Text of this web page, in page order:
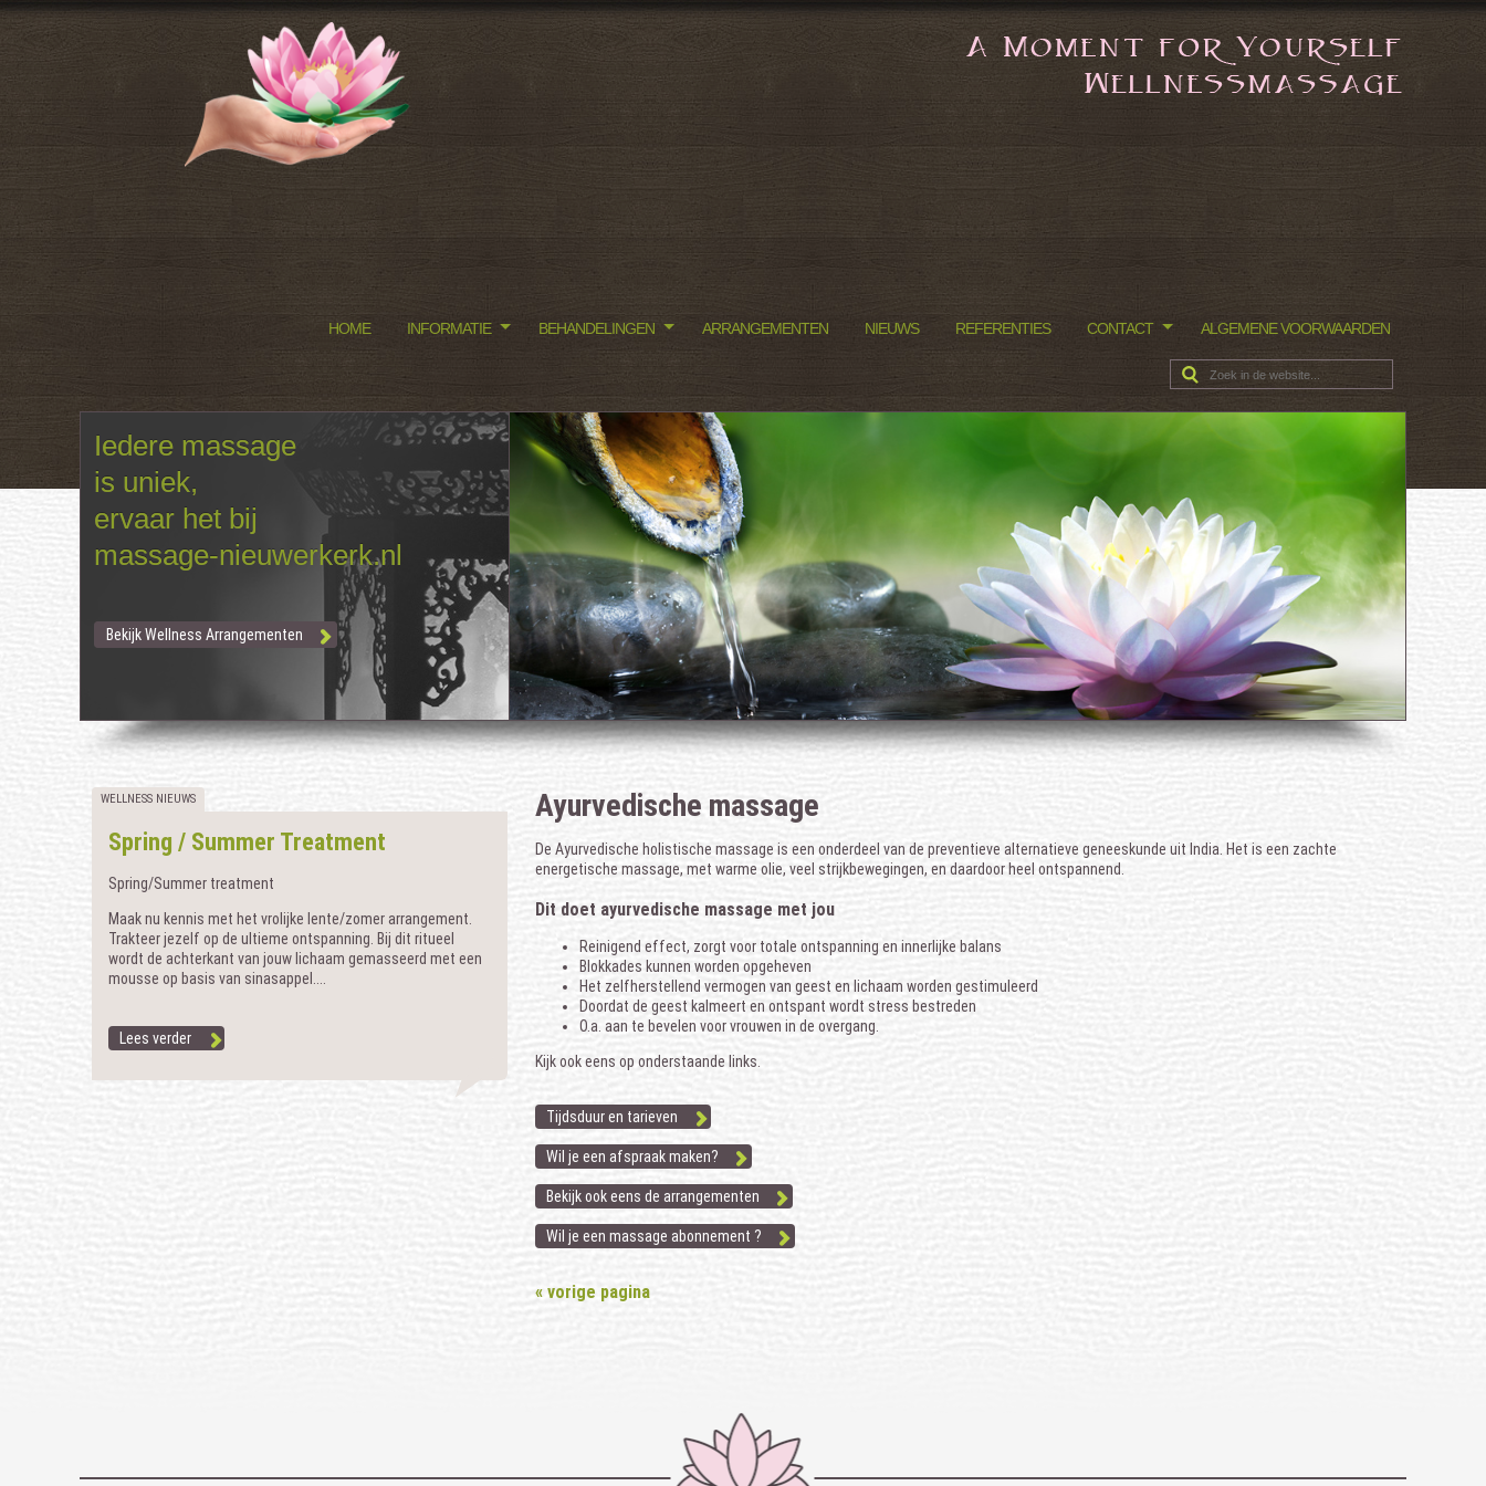
HOME INFORMATIE BEHANDELINGEN ARRANGEMENTEN NIEUWS REFERENTIES CONTACT
ALGEMENE VOORWAARDEN
Iedere massage
is uniek,
ervaar het bij
massage-nieuwerkerk.nl
Bekijk Wellness Arrangementen
Ayurvedische massage
De Ayurvedische holistische massage is een onderdeel van de preventieve alternatieve geneeskunde uit India. Het is een zachte
energetische massage, met warme olie, veel strijkbewegingen, en daardoor heel ontspannend.
Dit doet ayurvedische massage met jou
Reinigend effect, zorgt voor totale ontspanning en innerlijke balans
Blokkades kunnen worden opgeheven
Het zelfherstellend vermogen van geest en lichaam worden gestimuleerd
Doordat de geest kalmeert en ontspant wordt stress bestreden
O.a. aan te bevelen voor vrouwen in de overgang.
Kijk ook eens op onderstaande links.
Tijdsduur en tarieven
Wil je een afspraak maken?
Bekijk ook eens de arrangementen
Wil je een massage abonnement ?
« vorige pagina
WELLNESS NIEUWS
Spring / Summer Treatment
Spring/Summer treatment
Maak nu kennis met het vrolijke lente/zomer arrangement.
Trakteer jezelf op de ultieme ontspanning. Bij dit ritueel
wordt de achterkant van jouw lichaam gemasseerd met een
mousse op basis van sinasappel....
Lees verder